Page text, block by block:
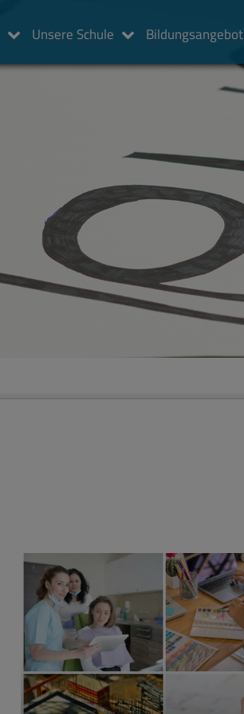
Unsere Schule Bildungsangebot